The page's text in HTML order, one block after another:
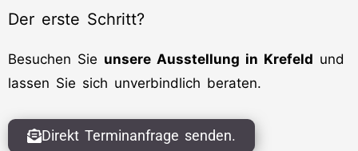
Der erste Schritt?
Besuchen Sie unsere Ausstellung in Krefeld und
lassen Sie sich unverbindlich beraten.
Direkt Terminanfrage senden.